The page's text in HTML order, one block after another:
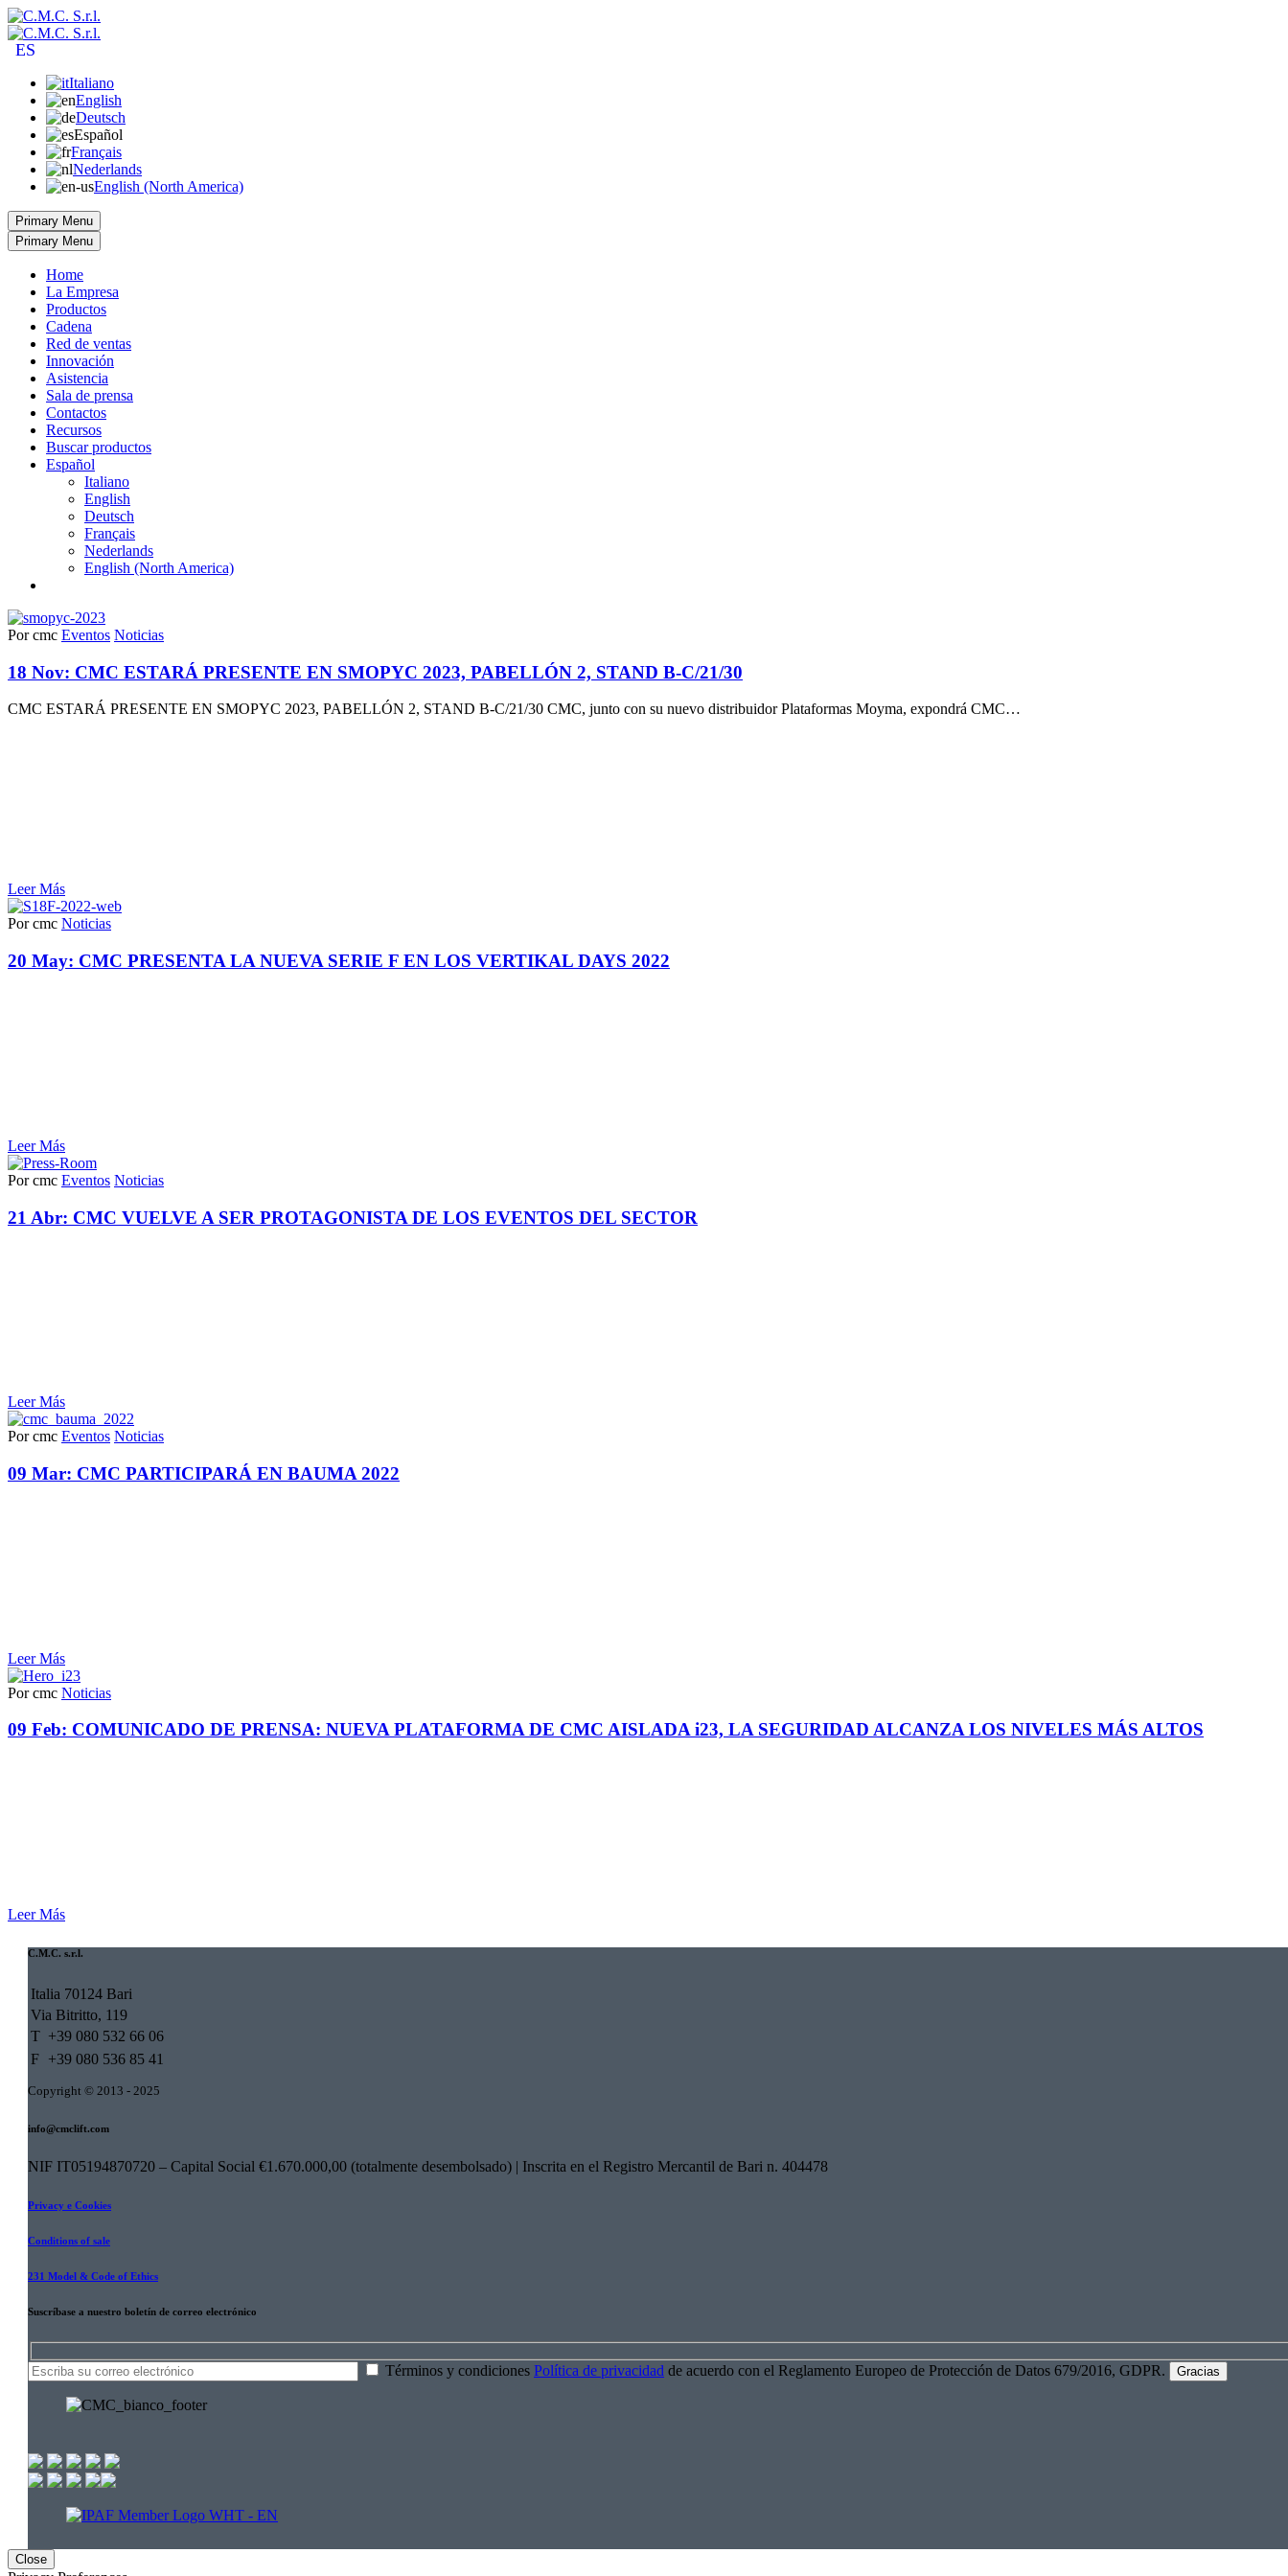
ES
Italiano
English
Deutsch
Español
Français
Nederlands
English (North America)
Primary Menu
Primary Menu
Home
La Empresa
Productos
Cadena
Red de ventas
Innovación
Asistencia
Sala de prensa
Contactos
Recursos
Buscar productos
Español
Italiano
English
Deutsch
Français
Nederlands
English (North America)
Por cmc Eventos Noticias
18 Nov: CMC ESTARÁ PRESENTE EN SMOPYC 2023, PABELLÓN 2, STAND B-C/21/30
CMC ESTARÁ PRESENTE EN SMOPYC 2023, PABELLÓN 2, STAND B-C/21/30 CMC, junto con su nuevo distribuidor Plataformas Moyma, expondrá CMC…
Leer Más
Por cmc Noticias
20 May: CMC PRESENTA LA NUEVA SERIE F EN LOS VERTIKAL DAYS 2022
Leer Más
Por cmc Eventos Noticias
21 Abr: CMC VUELVE A SER PROTAGONISTA DE LOS EVENTOS DEL SECTOR
Leer Más
Por cmc Eventos Noticias
09 Mar: CMC PARTICIPARÁ EN BAUMA 2022
Leer Más
Por cmc Noticias
09 Feb: COMUNICADO DE PRENSA: NUEVA PLATAFORMA DE CMC AISLADA i23, LA SEGURIDAD ALCANZA LOS NIVELES MÁS ALTOS
Leer Más
C.M.C. s.r.l.
Italia 70124 Bari
Via Bitritto, 119
T +39 080 532 66 06
F +39 080 536 85 41
Copyright © 2013 - 2025
info@cmclift.com
NIF IT05194870720 – Capital Social €1.670.000,00 (totalmente desembolsado) | Inscrita en el Registro Mercantil de Bari n. 404478
Privacy e Cookies
Conditions of sale
231 Model & Code of Ethics
Suscríbase a nuestro boletín de correo electrónico
Hidden
fields
Términos y condiciones Política de privacidad de acuerdo con el Reglamento Europeo de Protección de Datos 679/2016, GDPR.
Close